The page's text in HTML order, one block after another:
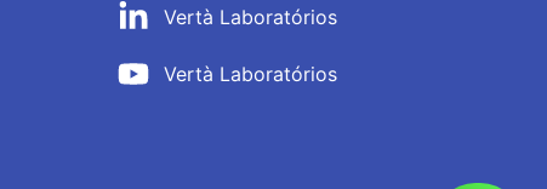
Vertà Laboratórios
Vertà Laboratórios